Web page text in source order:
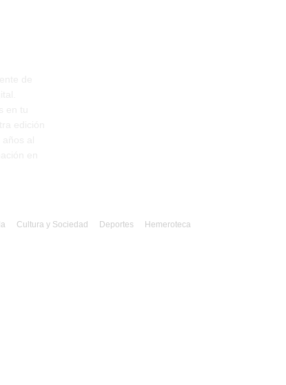
Cultura y Sociedad Deportes Hemeroteca